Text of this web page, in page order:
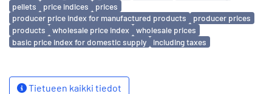
pellets
price indices
prices
producer price index for manufactured products
producer prices
products
wholesale price index
wholesale prices
basic price index for domestic supply
including taxes
Tietueen kaikki tiedot